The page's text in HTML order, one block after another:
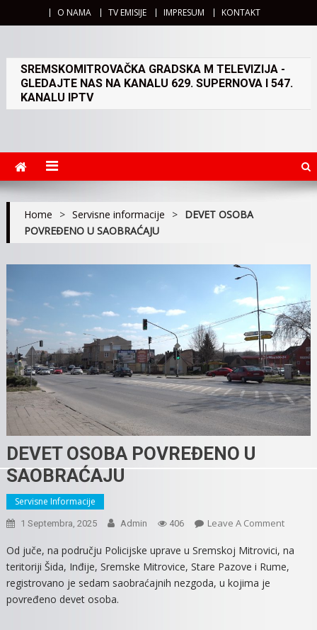
O NAMA TV EMISIJE IMPRESUM KONTAKT
SREMSKOMITROVAČKA GRADSKA M TELEVIZIJA -
GLEDAJTE NAS NA KANALU 629. SUPERNOVA I 547.
KANALU IPTV
Home > Servisne informacije > DEVET OSOBA
POVREĐENO U SAOBRAĆAJU
DEVET OSOBA POVREĐENO U
SAOBRAĆAJU
Servisne Informacije
1 Septembra, 2025 Admin 406 Leave A CommentOn
OSOBA
Od juče, na području Policijske uprave u Sremskoj Mitrovici, na
teritoriji Šida, Inđije, Sremske Mitrovice, Stare Pazove i Rume,
registrovano je sedam saobraćajnih nezgoda, u kojima je
povređeno devet osoba.